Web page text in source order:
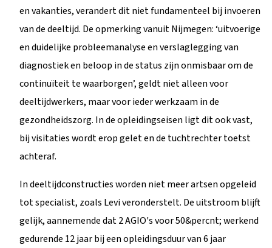
en vakanties, verandert dit niet fundamenteel bij invoeren
van de deeltijd. De opmerking vanuit Nijmegen: ‘uitvoerige
en duidelijke probleemanalyse en verslaglegging van
diagnostiek en beloop in de status zijn onmisbaar om de
continuïteit te waarborgen’, geldt niet alleen voor
deeltijdwerkers, maar voor ieder werkzaam in de
gezondheidszorg. In de opleidingseisen ligt dit ook vast,
bij visitaties wordt erop gelet en de tuchtrechter toetst
achteraf.
In deeltijdconstructies worden niet meer artsen opgeleid
tot specialist, zoals Levi veronderstelt. De uitstroom blijft
gelijk, aannemende dat 2 AGIO's voor 50&percnt; werkend
gedurende 12 jaar bij een opleidingsduur van 6 jaar